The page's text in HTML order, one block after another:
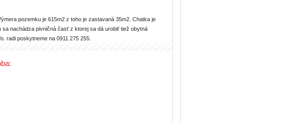
pozemku je 615m2 z toho je zastavaná 35m2. Chatka je
nachádza pivničná časť z ktorej sa dá urobiť tiež obytná
radi poskytneme na 0911 275 255.